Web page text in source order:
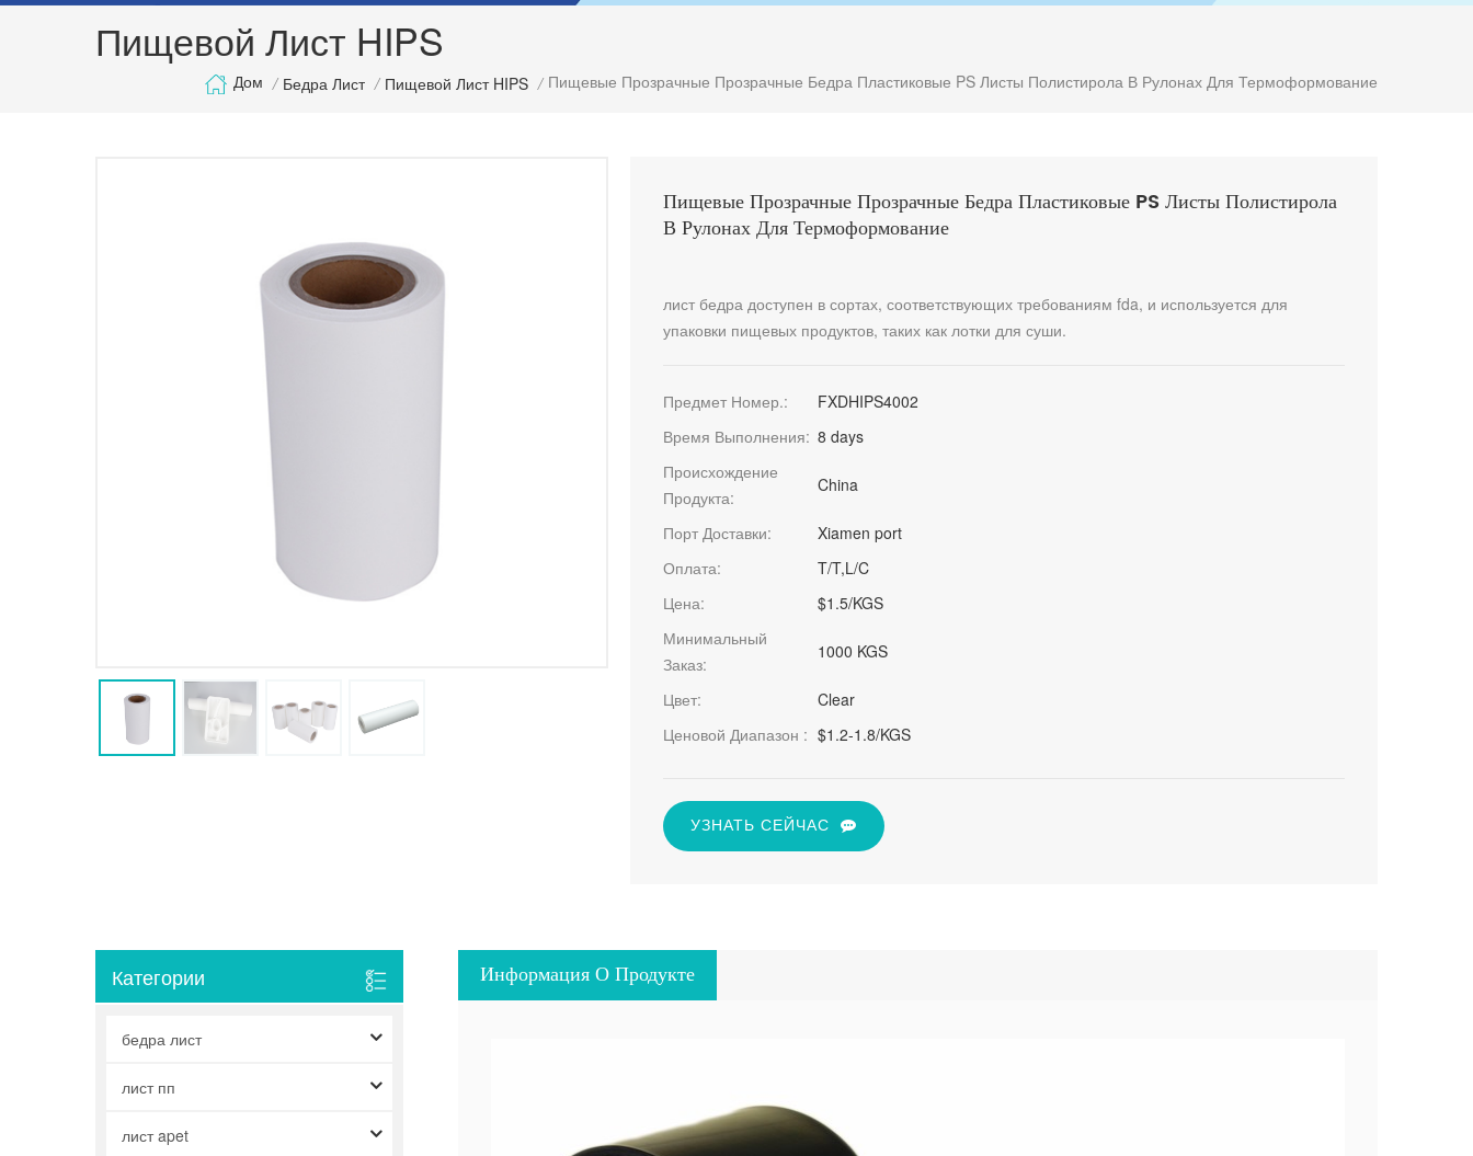
Пищевой Лист HIPS
Дом / Бедра Лист / Пищевой Лист HIPS / Пищевые Прозрачные Прозрачные Бедра Пластиковые PS Листы Полистирола В Рулонах Для Термоформование
Пищевые Прозрачные Прозрачные Бедра Пластиковые PS Листы Полистирола
В Рулонах Для Термоформование
лист бедра доступен в сортах, соответствующих требованиям fda, ​​и используется для
упаковки пищевых продуктов, таких как лотки для суши.
Предмет Номер.:
FXDHIPS4002
Время Выполнения: 8 days
Происхождение
Продукта:
China
Порт Доставки:
Xiamen port
Оплата:
T/T,L/C
Цена:
$1.5/KGS
Минимальный
Заказ:
1000 KGS
Цвет:
Clear
Ценовой Диапазон : $1.2-1.8/KGS
УЗНАТЬ СЕЙЧАС
Информация О Продукте
Категории
бедра лист
лист пп
лист apet